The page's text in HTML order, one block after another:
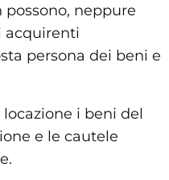
neppure
acquirenti
persona dei beni e
i beni del
e le cautele